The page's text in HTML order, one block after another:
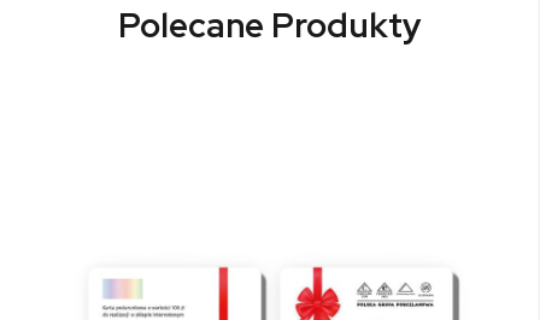
Polecane Produkty